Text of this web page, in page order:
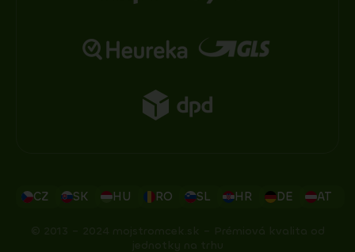
CZ SK HU RO SL HR DE AT